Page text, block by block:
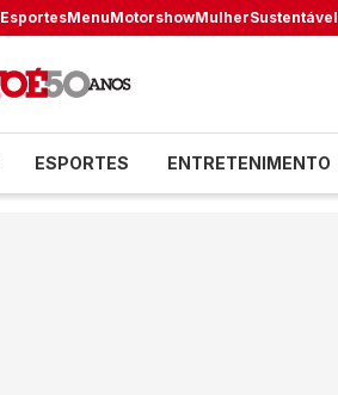
EsportesMenuMotorshowMulherSustentável
ESPORTES ENTRETENIMENTO